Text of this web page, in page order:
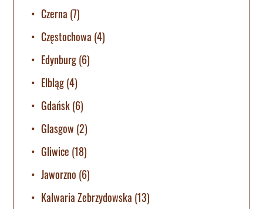
Czerna (7)
Częstochowa (4)
Edynburg(6)
Elbląg(4)
Gdańsk(6)
Glasgow (2)
Gliwice (18)
Jaworzno (6)
Kalwaria Zebrzydowska (13)